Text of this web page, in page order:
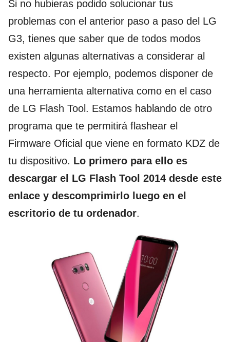
Si no hubieras podido solucionar tus
problemas con el anterior paso a paso del LG
G3, tienes que saber que de todos modos
existen algunas alternativas a considerar al
respecto. Por ejemplo, podemos disponer de
una herramienta alternativa como en el caso
de LG Flash Tool. Estamos hablando de otro
programa que te permitirá flashear el
Firmware Oficial que viene en formato KDZ de
tu dispositivo. Lo primero para ello es
descargar el LG Flash Tool 2014 desde este
enlace y descomprimirlo luego en el
escritorio de tu ordenador.